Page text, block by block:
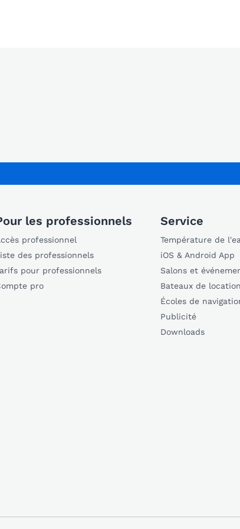
les professionnels
professionnel
des professionnels
pour professionnels
pro
Service
Température de
iOS & Android App
Salons et
Bateaux de
Écoles de
Publicité
Downloads